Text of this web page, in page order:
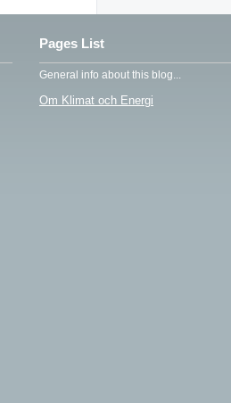
Pages List
General info about this blog...
Om Klimat och Energi